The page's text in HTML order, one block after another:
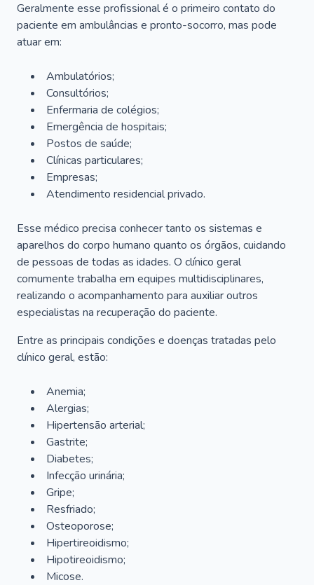
Geralmente esse profissional é o primeiro contato do
paciente em ambulâncias e pronto-socorro, mas pode
atuar em:
Ambulatórios;
Consultórios;
Enfermaria de colégios;
Emergência de hospitais;
Postos de saúde;
Clínicas particulares;
Empresas;
Atendimento residencial privado.
Esse médico precisa conhecer tanto os sistemas e
aparelhos do corpo humano quanto os órgãos, cuidando
de pessoas de todas as idades. O clínico geral
comumente trabalha em equipes multidisciplinares,
realizando o acompanhamento para auxiliar outros
especialistas na recuperação do paciente.
Entre as principais condições e doenças tratadas pelo
clínico geral, estão:
Anemia;
Alergias;
Hipertensão arterial;
Gastrite;
Diabetes;
Infecção urinária;
Gripe;
Resfriado;
Osteoporose;
Hipertireoidismo;
Hipotireoidismo;
Micose.